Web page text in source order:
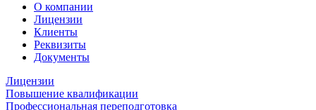
О компании
Лицензии
Клиенты
Реквизиты
Документы
Лицензии
Повышение квалификации
Профессиональная переподготовка